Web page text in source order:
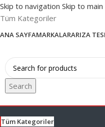
Skip to navigation Skip to
Tüm Kategoriler
ANA SAYFAMARKALARARIZA
Search
Tüm Kategoriler